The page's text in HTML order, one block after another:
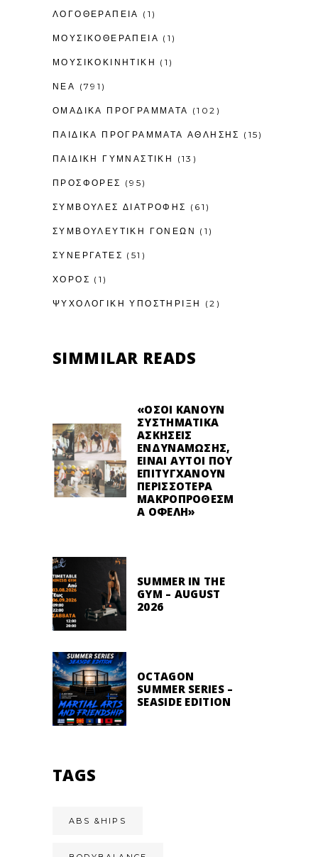
ΛΟΓΟΘΕΡΑΠΕΊΑ (1)
ΜΟΥΣΙΚΟΘΕΡΑΠΕΊΑ (1)
ΜΟΥΣΙΚΟΚΙΝΗΤΙΚΉ (1)
ΝΕΑ (791)
ΟΜΑΔΙΚΑ ΠΡΟΓΡΑΜΜΑΤΑ (102)
ΠΑΙΔΙΚΆ ΠΡΟΓΡΆΜΜΑΤΑ ΆΘΛΗΣΗΣ (15)
ΠΑΙΔΙΚΉ ΓΥΜΝΑΣΤΙΚΉ (13)
ΠΡΟΣΦΟΡΕΣ (95)
ΣΥΜΒΟΥΛΕΣ ΔΙΑΤΡΟΦΗΣ (61)
ΣΥΜΒΟΥΛΕΥΤΙΚΉ ΓΟΝΈΩΝ (1)
ΣΥΝΕΡΓΑΤΕΣ (51)
ΧΟΡΟΣ (1)
ΨΥΧΟΛΟΓΙΚΉ ΥΠΟΣΤΉΡΙΞΗ (2)
SIMMILAR READS
«ΌΣΟΙ ΚΆΝΟΥΝ
ΣΥΣΤΗΜΑΤΙΚΆ
ΑΣΚΉΣΕΙΣ
ΕΝΔΥΝΆΜΩΣΗΣ,
ΕΊΝΑΙ ΑΥΤΟΊ ΠΟΥ
ΕΠΙΤΥΓΧΆΝΟΥΝ
ΠΕΡΙΣΣΌΤΕΡΑ
ΜΑΚΡΟΠΡΌΘΕΣΜ
Α ΟΦΈΛΗ»
SUMMER IN THE
GYM – AUGUST
2026
OCTAGON
SUMMER SERIES –
SEASIDE EDITION
TAGS
ABS &HIPS